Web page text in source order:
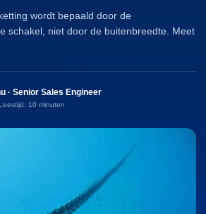
wordt bepaald door de
schakel, niet door de buitenbreedte. Meet
· Senior Sales Engineer
10 minuten